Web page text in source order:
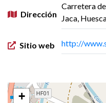
Dirección
Carretera
Jaca,
Sitio web http://
+